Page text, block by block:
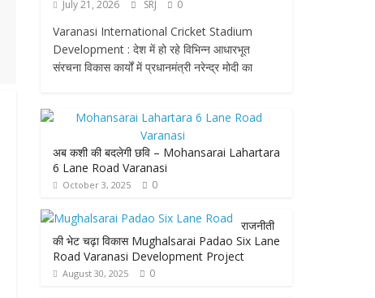
July 21, 2026 SRJ 0
Varanasi International Cricket Stadium
Development : देश में हो रहे विभिन्न आधारभूत
संरचना विकास कार्यों में प्रधानमंत्री नरेन्द्र मोदी का
अब कशी की बदलेगी छवि – Mohansarai Lahartara
6 Lane Road Varanasi
October 3, 2025 0
राजनीती
की भेट चढ़ा विकास Mughalsarai Padao Six Lane
Road Varanasi Development Project
August 30, 2025 0